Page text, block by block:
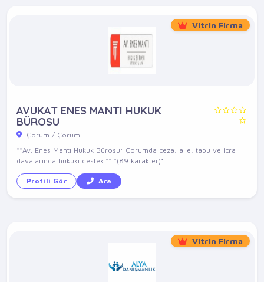
Vitrin Firma
AVUKAT ENES MANTI HUKUK
BÜROSU
Çorum / Çorum
**Av. Enes Mantı Hukuk Bürosu: Çorumda ceza, aile, tapu ve icra
davalarında hukuki destek.** *(89 karakter)*
Profili Gör Ara
Vitrin Firma